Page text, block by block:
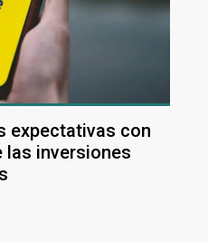
expectativas con
las inversiones